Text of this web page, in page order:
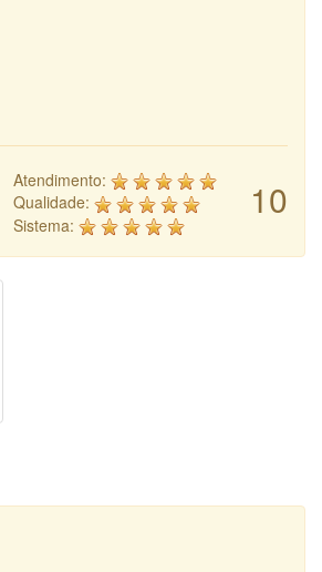
10
Atendimento:
Qualidade:
Sistema: